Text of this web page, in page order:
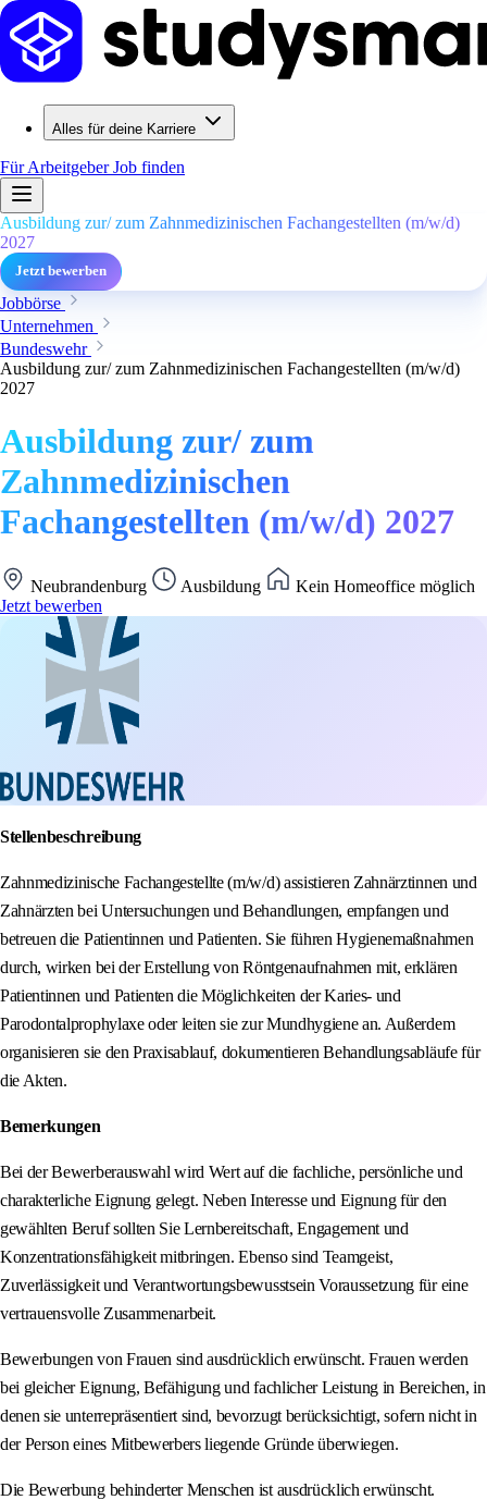
Alles für deine Karriere
Für ArbeitgeberJob finden
Ausbildung zur/ zum Zahnmedizinischen Fachangestellten (m/w/d)
2027
Jetzt bewerben
Jobbörse
Unternehmen
Bundeswehr
Ausbildung zur/ zum Zahnmedizinischen Fachangestellten (m/w/d)
2027
Ausbildung zur/ zum
Zahnmedizinischen
Fachangestellten (m/w/d) 2027
Neubrandenburg Ausbildung
Kein Homeoffice möglich
Jetzt bewerben
Stellenbeschreibung
Zahnmedizinische Fachangestellte (m/w/d) assistieren Zahnärztinnen und
Zahnärzten bei Untersuchungen und Behandlungen, empfangen und
betreuen die Patientinnen und Patienten. Sie führen Hygienemaßnahmen
durch, wirken bei der Erstellung von Röntgenaufnahmen mit, erklären
Patientinnen und Patienten die Möglichkeiten der Karies- und
Parodontalprophylaxe oder leiten sie zur Mundhygiene an. Außerdem
organisieren sie den Praxisablauf, dokumentieren Behandlungsabläufe für
die Akten.
Bemerkungen
Bei der Bewerberauswahl wird Wert auf die fachliche, persönliche und
charakterliche Eignung gelegt. Neben Interesse und Eignung für den
gewählten Beruf sollten Sie Lernbereitschaft, Engagement und
Konzentrationsfähigkeit mitbringen. Ebenso sind Teamgeist,
Zuverlässigkeit und Verantwortungsbewusstsein Voraussetzung für eine
vertrauensvolle Zusammenarbeit.
Bewerbungen von Frauen sind ausdrücklich erwünscht. Frauen werden
bei gleicher Eignung, Befähigung und fachlicher Leistung in Bereichen, in
denen sie unterrepräsentiert sind, bevorzugt berücksichtigt, sofern nicht in
der Person eines Mitbewerbers liegende Gründe überwiegen.
Die Bewerbung behinderter Menschen ist ausdrücklich erwünscht.